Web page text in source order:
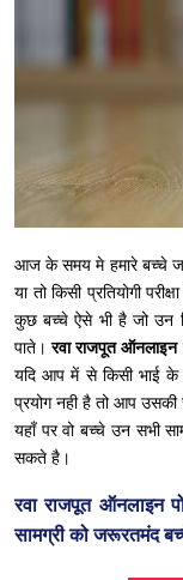
आज के समय मे हमारे बच्चे जब
या तो किसी प्रतियोगी
कुछ बच्चे ऐसे भी है जो उन
पाते।रवा राजपूत ऑनलाइन
यदि आप में से किसी भाई के
प्रयोग नही है तो आप
यहाँ पर वो बच्चे उन सभी
सकते है।
रवा राजपूत ऑनलाइन
सामग्री को जरूरतमंद